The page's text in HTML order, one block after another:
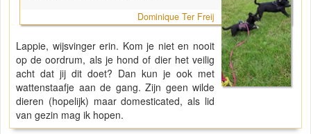
Dominique Ter Freij
Lappie, wijsvinger erin. Kom je niet en nooit
op de oordrum, als je hond of dier het veilig
acht dat jij dit doet? Dan kun je ook met
wattenstaafje aan de gang. Zijn geen wilde
dieren (hopelijk) maar domesticated, als lid
van gezin mag ik hopen.